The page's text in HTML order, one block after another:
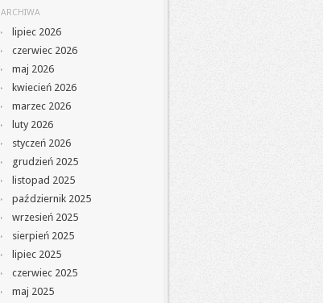
ARCHIWA
lipiec 2026
czerwiec 2026
maj 2026
kwiecień 2026
marzec 2026
luty 2026
styczeń 2026
grudzień 2025
listopad 2025
październik 2025
wrzesień 2025
sierpień 2025
lipiec 2025
czerwiec 2025
maj 2025